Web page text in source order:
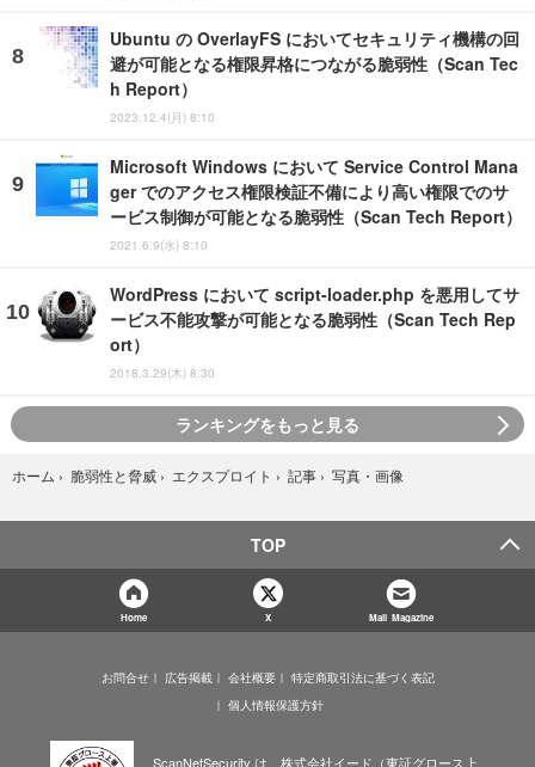
Ubuntu の OverlayFS においてセキュリティ機構の回
避が可能となる権限昇格につながる脆弱性（Scan Tec
h Report）
2023.12.4(月) 8:10
Microsoft Windows において Service Control Mana
ger でのアクセス権限検証不備により高い権限でのサ
ービス制御が可能となる脆弱性（Scan Tech Report）
2021.6.9(水) 8:10
WordPress において script-loader.php を悪用してサ
ービス不能攻撃が可能となる脆弱性（Scan Tech Rep
ort）
2018.3.29(木) 8:30
ランキングをもっと見る
ホーム › 脆弱性と脅威 › エクスプロイト › 記事 › 写真・画像
TOP
Home X Mail Magazine
お問合せ 広告掲載 会社概要
特定商取引法に基づく表記
個人情報保護方針
ScanNetSecurity は、株式会社イード（東証グロース上